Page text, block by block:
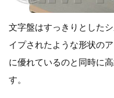
文字盤はすっきりとした
イプされたような形状の
に優れているのと同時に
す。